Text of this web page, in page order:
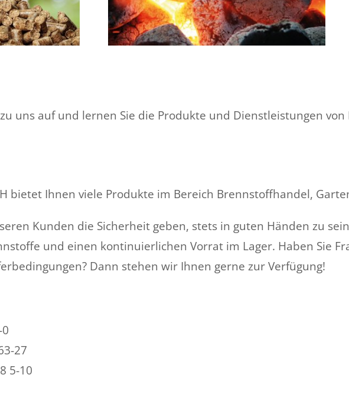
uns auf und lernen Sie die Produkte und Dienstleistungen von
bietet Ihnen viele Produkte im Bereich Brennstoffhandel,
Kunden die Sicherheit geben, stets in guten Händen zu
und einen kontinuierlichen Vorrat im Lager. Haben Sie
Dann stehen wir Ihnen gerne zur Verfügung!
27
5-10
der örtlichen Polizei und bringen Sie dieses zur
Anzeige.